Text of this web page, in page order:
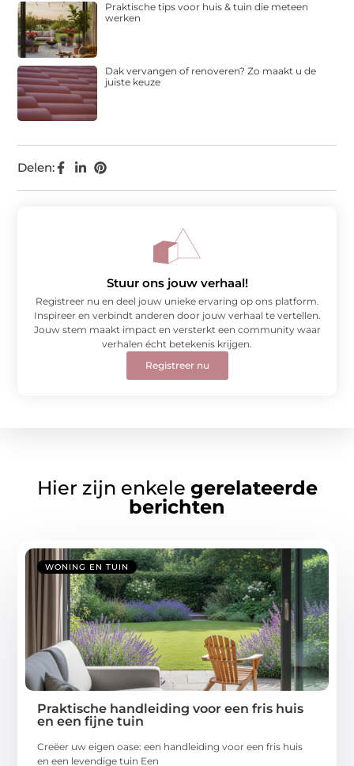
Delen:
Praktische tips voor huis & tuin die meteen
werken
Dak vervangen of renoveren? Zo maakt u de
juiste keuze
Stuur ons jouw verhaal!
Registreer nu en deel jouw unieke ervaring op ons platform.
Inspireer en verbindt anderen door jouw verhaal te vertellen.
Jouw stem maakt impact en versterkt een community waar
verhalen écht betekenis krijgen.
Registreer nu
Hier zijn enkele gerelateerde
berichten
WONING EN TUIN
Praktische handleiding voor een fris huis
en een fijne tuin
Creëer uw eigen oase: een handleiding voor een fris huis
en een levendige tuin Een